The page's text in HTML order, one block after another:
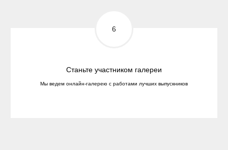
Станьте участником галереи
Мы ведем онлайн-галерею с работами лучших выпускников
ИП: Васин Александр Андреевич